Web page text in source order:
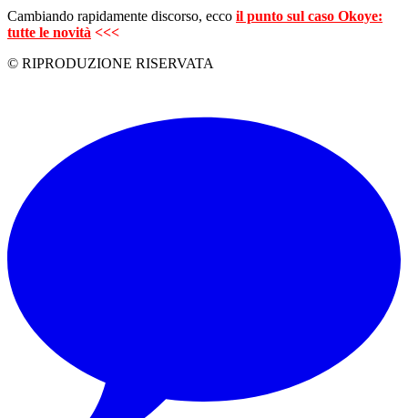
Cambiando rapidamente discorso, ecco il punto sul caso Okoye:
tutte le novità <<<
© RIPRODUZIONE RISERVATA